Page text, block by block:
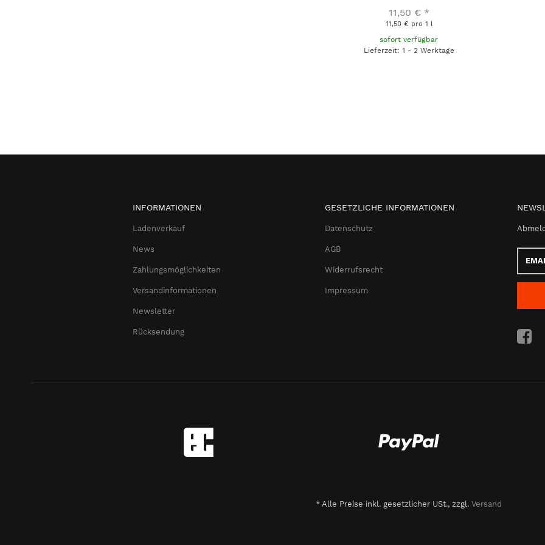
11,50 € *
11,50 € pro 1 l
sofort verfügbar
Lieferzeit: 1 - 2 Werktage
INFORMATIONEN
Ladenverkauf
News
Zahlungsmöglichkeiten
Versandinformationen
Newsletter
Rücksendung
GESETZLICHE INFORMATIONEN
Datenschutz
AGB
Widerrufsrecht
Impressum
* Alle Preise inkl. gesetzlicher USt., zzgl. Versand